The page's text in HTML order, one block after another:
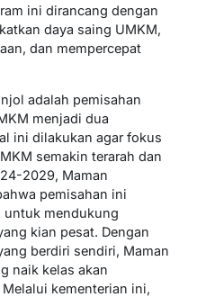
ini dirancang dengan
daya saing UMKM,
dan mempercepat
adalah pemisahan
menjadi dua
ini dilakukan agar fokus
semakin terarah dan
2029, Maman
pemisahan ini
untuk mendukung
kian pesat. Dengan
berdiri sendiri, Maman
kelas akan
kementerian ini,